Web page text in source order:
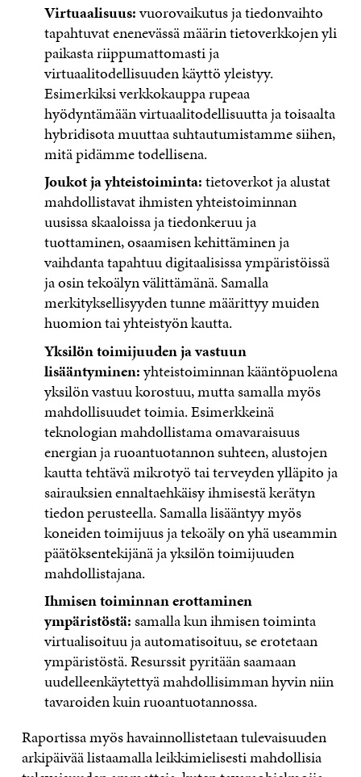
Virtuaalisuus:vuorovaikutus ja tiedonvaihto
tapahtuvat enenevässä määrin tietoverkkojen yli
paikasta riippumattomasti ja
virtuaalitodellisuuden käyttö yleistyy.
Esimerkiksi verkkokauppa rupeaa
hyödyntämään virtuaalitodellisuutta ja toisaalta
hybridisota muuttaa suhtautumistamme siihen,
mitä pidämme todellisena.
Joukot ja yhteistoiminta:tietoverkot ja alustat
mahdollistavat ihmisten yhteistoiminnan
uusissa skaaloissa ja tiedonkeruu ja
tuottaminen, osaamisen kehittäminen ja
vaihdanta tapahtuu digitaalisissa ympäristöissä
ja osin tekoälyn välittämänä. Samalla
merkityksellisyyden tunne määrittyy muiden
huomion tai yhteistyön kautta.
Yksilön toimijuuden ja vastuun
lisääntyminen:yhteistoiminnan kääntöpuolena
yksilön vastuu korostuu, mutta samalla myös
mahdollisuudet toimia. Esimerkkeinä
teknologian mahdollistama omavaraisuus
energian ja ruoantuotannon suhteen, alustojen
kautta tehtävä mikrotyö tai terveyden ylläpito ja
sairauksien ennaltaehkäisy ihmisestä kerätyn
tiedon perusteella. Samalla lisääntyy myös
koneiden toimijuus ja tekoäly on yhä useammin
päätöksentekijänä ja yksilön toimijuuden
mahdollistajana.
Ihmisen toiminnan erottaminen
ympäristöstä:samalla kun ihmisen toiminta
virtualisoituu ja automatisoituu, se erotetaan
ympäristöstä. Resurssit pyritään saamaan
uudelleenkäytettyä mahdollisimman hyvin niin
tavaroiden kuin ruoantuotannossa.
Raportissa myös havainnollistetaan tulevaisuuden
arkipäivää listaamalla leikkimielisesti mahdollisia